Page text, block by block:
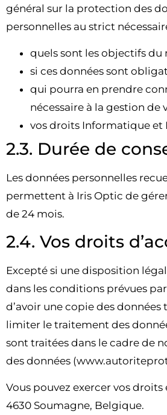
général sur la protection des
personnelles au strict
quels sont les objectifs du
si ces données sont
qui pourra en prendre
nécessaire à la gestion de
vos droits Informatique et
2.3. Durée de
Les données personnelles
permettent à Iris Optic de
de 24 mois.
2.4. Vos droits
Excepté si une disposition
dans les conditions prévues
d’avoir une copie des
limiter le traitement des
sont traitées dans le cadre de
des données
Vous pouvez exercer vos
4630 Soumagne, Belgique.